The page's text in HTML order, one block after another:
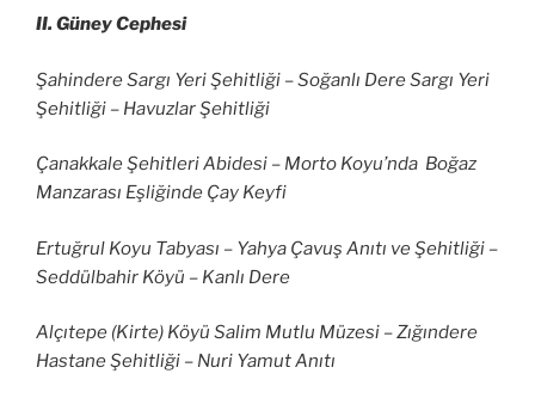
II. Güney Cephesi
Şahindere Sargı Yeri Şehitliği – Soğanlı Dere Sargı Yeri
Şehitliği – Havuzlar Şehitliği
Çanakkale Şehitleri Abidesi – Morto Koyu’nda Boğaz
Manzarası Eşliğinde Çay Keyfi
Ertuğrul Koyu Tabyası – Yahya Çavuş Anıtı ve Şehitliği –
Seddülbahir Köyü – Kanlı Dere
Alçıtepe (Kirte) Köyü Salim Mutlu Müzesi – Zığındere
Hastane Şehitliği – Nuri Yamut Anıtı